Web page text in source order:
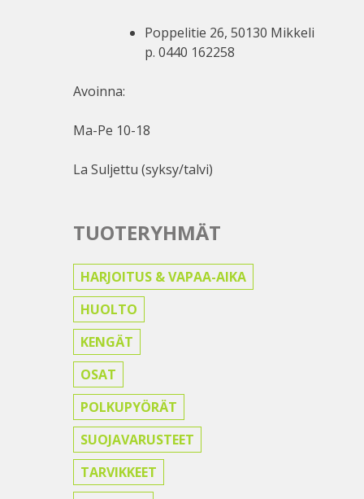
Poppelitie 26, 50130 Mikkeli
p. 0440 162258
Avoinna:
Ma-Pe 10-18
La Suljettu (syksy/talvi)
TUOTERYHMÄT
HARJOITUS & VAPAA-AIKA
HUOLTO
KENGÄT
OSAT
POLKUPYÖRÄT
SUOJAVARUSTEET
TARVIKKEET